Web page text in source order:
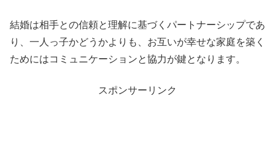
結婚は相手との信頼と理解に基づくパートナーシップであ
り、一人っ子かどうかよりも、お互いが幸せな家庭を築く
ためにはコミュニケーションと協力が鍵となります。
スポンサーリンク